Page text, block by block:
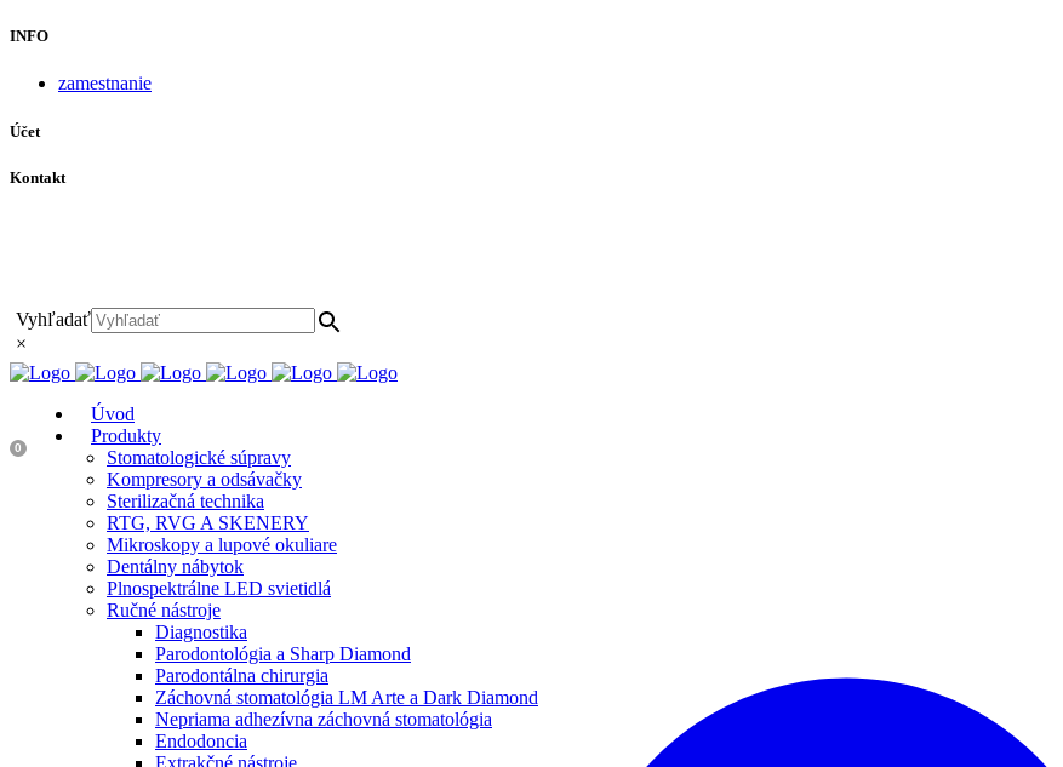
INFO
zamestnanie
Účet
Kontakt
Vyhľadať
×
0
Úvod
Produkty
Stomatologické súpravy
Kompresory a odsávačky
Sterilizačná technika
RTG, RVG A SKENERY
Mikroskopy a lupové okuliare
Dentálny nábytok
Plnospektrálne LED svietidlá
Ručné nástroje
Diagnostika
Parodontológia a Sharp Diamond
Parodontálna chirurgia
Záchovná stomatológia LM Arte a Dark Diamond
Nepriama adhezívna záchovná stomatológia
Endodoncia
Extrakčné nástroje